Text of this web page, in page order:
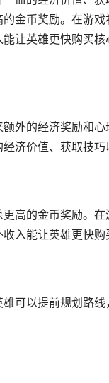
金币奖励。在游
让英雄更快购买
外的经济奖励和
济价值、获取技巧
高的金币奖励。
入能让英雄更快
可以提前规划路